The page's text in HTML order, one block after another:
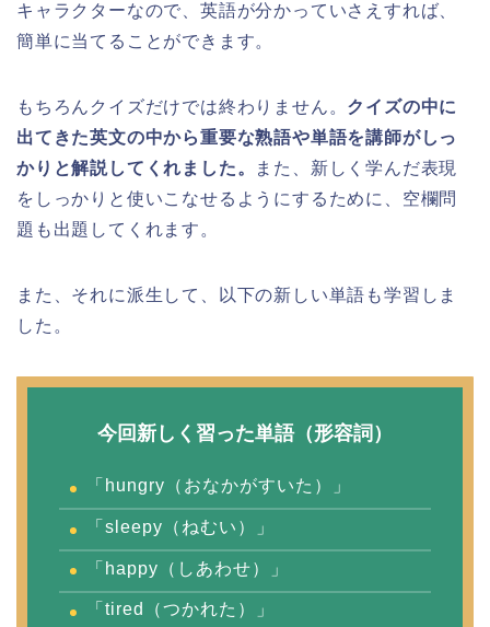
キャラクターなので、英語が分かっていさえすれば、
簡単に当てることができます。
もちろんクイズだけでは終わりません。 クイズの中に
出てきた英文の中から重要な熟語や単語を講師がしっ
かりと解説してくれました。
また、新しく学んだ表現
をしっかりと使いこなせるようにするために、空欄問
題も出題してくれます。
また、それに派生して、以下の新しい単語も学習しま
した。
今回新しく習った単語（形容詞）
「hungry（おなかがすいた）」
「sleepy（ねむい）」
「happy（しあわせ）」
「tired（つかれた）」